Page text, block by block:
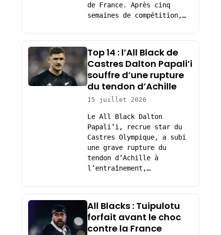
de France. Après cinq
semaines de compétition,…
Top 14 : l’All Black de
Castres Dalton Papali’i
souffre d’une rupture
du tendon d’Achille
15 juillet 2026
Le All Black Dalton
Papali’i, recrue star du
Castres Olympique, a subi
une grave rupture du
tendon d’Achille à
l’entraînement,…
All Blacks : Tuipulotu
forfait avant le choc
contre la France